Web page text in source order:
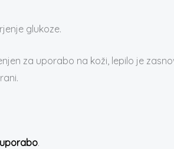
glukoze.
za uporabo na koži, lepilo je
.